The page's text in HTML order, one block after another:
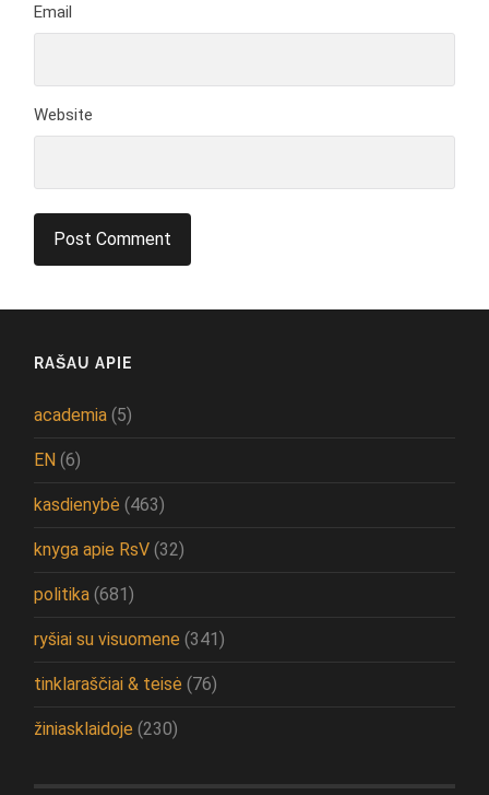
Email
Website
RAŠAU APIE
academia (5)
EN (6)
kasdienybė (463)
knyga apie RsV (32)
politika (681)
ryšiai su visuomene (341)
tinklaraščiai & teisė (76)
žiniasklaidoje (230)